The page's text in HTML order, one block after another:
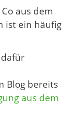
aus dem
ist ein häufig
Blog bereits
aus dem